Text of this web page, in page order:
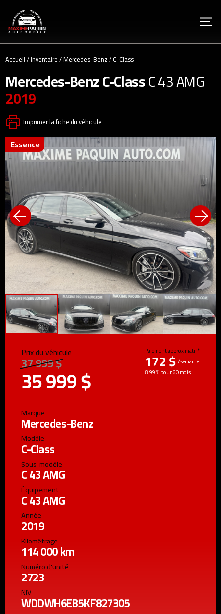
Accueil/Inventaire/Mercedes-Benz/C-Class
Mercedes-BenzC-ClassC 43 AMG
2019
Imprimer la fiche du véhicule
essence
Prix du véhicule
37 999 $
35 999 $
Paiement approximatif*
172 $/semaine
8.99 % pour 60 mois
Marque
Mercedes-Benz
Modèle
C-Class
Sous-modèle
C 43 AMG
Équipement
C 43 AMG
Année
2019
Kilométrage
114 000 km
Numéro d'unité
2723
NIV
WDDWH6EB5KF827305